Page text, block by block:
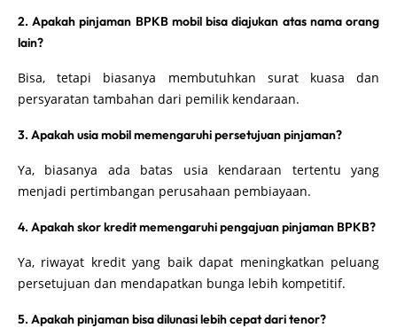
2. Apakah pinjaman BPKB mobil bisa diajukan atas nama orang
lain?
Bisa, tetapi biasanya membutuhkan surat kuasa dan
persyaratan tambahan dari pemilik kendaraan.
3. Apakah usia mobil memengaruhi persetujuan pinjaman?
Ya, biasanya ada batas usia kendaraan tertentu yang
menjadi pertimbangan perusahaan pembiayaan.
4. Apakah skor kredit memengaruhi pengajuan pinjaman BPKB?
Ya, riwayat kredit yang baik dapat meningkatkan peluang
persetujuan dan mendapatkan bunga lebih kompetitif.
5. Apakah pinjaman bisa dilunasi lebih cepat dari tenor?